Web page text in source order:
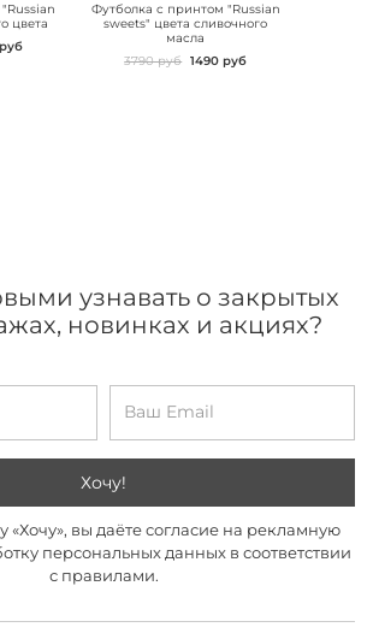
цвета
Футболка с принтом "Russian
sweets" цвета сливочного
масла
3790 руб 1490 руб
узнавать о закрытых
новинках и акциях?
Хочу!
вы даёте согласие на рекламную
персональных данных в соответствии
с правилами.